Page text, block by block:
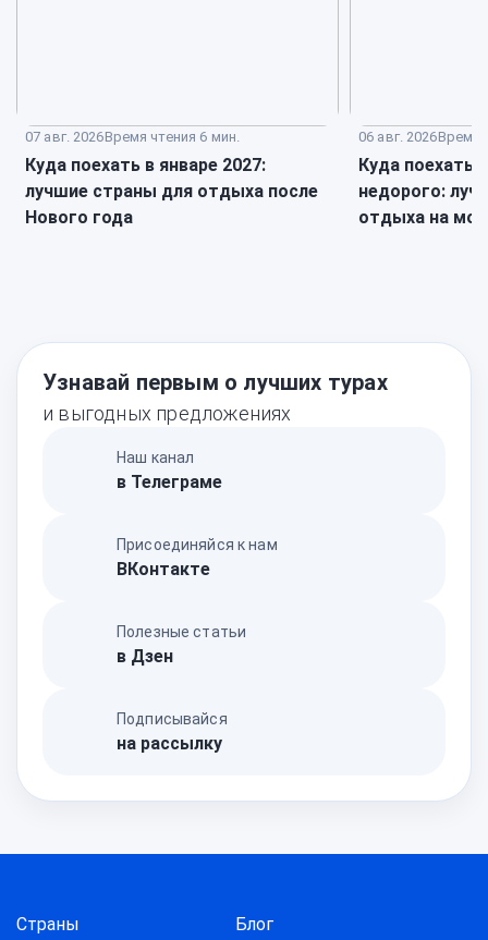
07 авг. 2026Время чтения 6 мин.
Куда поехать в январе 2027:
лучшие страны для отдыха после
Нового года
06 авг. 2026Время
Куда поехать
недорого:
отдыха на
Узнавай первым о лучших турах
и выгодных предложениях
Наш канал
в Телеграме
Присоединяйся к нам
ВКонтакте
Полезные статьи
в Дзен
Подписывайся
на рассылку
Страны Блог